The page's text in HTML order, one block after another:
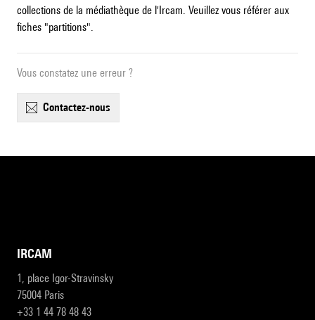
collections de la médiathèque de l'Ircam. Veuillez vous référer aux
fiches "partitions".
Vous constatez une erreur ?
contactez-nous
IRCAM
1, place Igor-Stravinsky
75004 Paris
+33 1 44 78 48 43